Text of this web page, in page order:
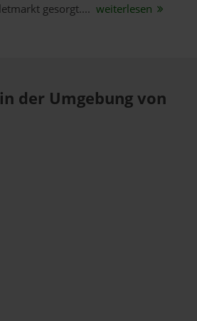
gesorgt.... weiterlesen
der Umgebung von